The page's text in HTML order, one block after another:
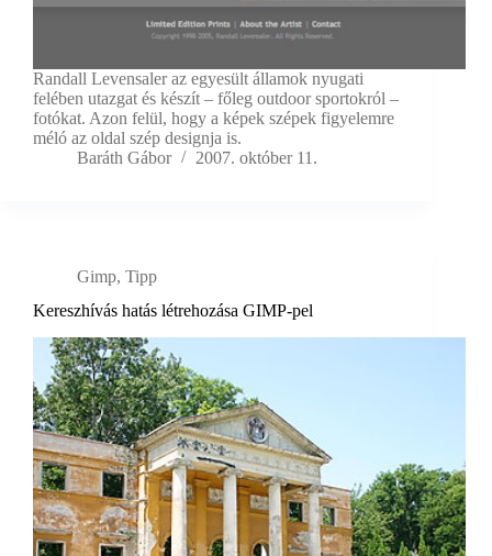
Randall Levensaler az egyesült államok nyugati
felében utazgat és készít – főleg outdoor sportokról –
fotókat. Azon felül, hogy a képek szépek figyelemre
méló az oldal szép designja is.
Baráth Gábor
2007. október 11.
Gimp, Tipp
Kereszhívás hatás létrehozása GIMP-pel